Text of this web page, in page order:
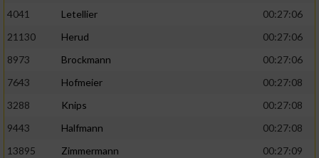
4041
Letellier
00:27:06
21130
Herud
00:27:06
8973
Brockmann
00:27:06
7643
Hofmeier
00:27:08
3288
Knips
00:27:08
9443
Halfmann
00:27:08
13895
Zimmermann
00:27:09